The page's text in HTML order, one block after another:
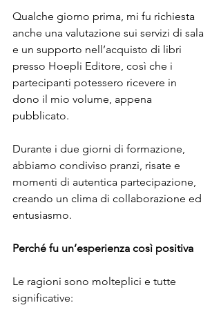
Qualche giorno prima, mi fu richiesta
anche una valutazione sui servizi di sala
e un supporto nell’acquisto di libri
presso Hoepli Editore, così che i
partecipanti potessero ricevere in
dono il mio volume, appena
pubblicato.
Durante i due giorni di formazione,
abbiamo condiviso pranzi, risate e
momenti di autentica partecipazione,
creando un clima di collaborazione ed
entusiasmo.
Perché fu un’esperienza così positiva
Le ragioni sono molteplici e tutte
significative: